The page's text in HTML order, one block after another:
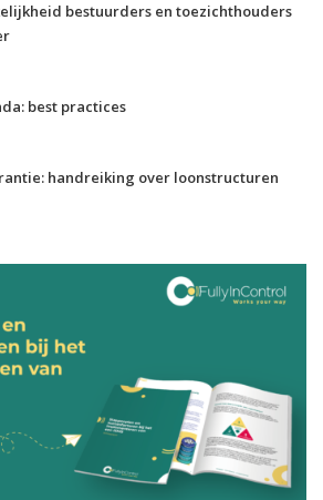
bestuurders en toezichthouders
best practices
handreiking over loonstructuren